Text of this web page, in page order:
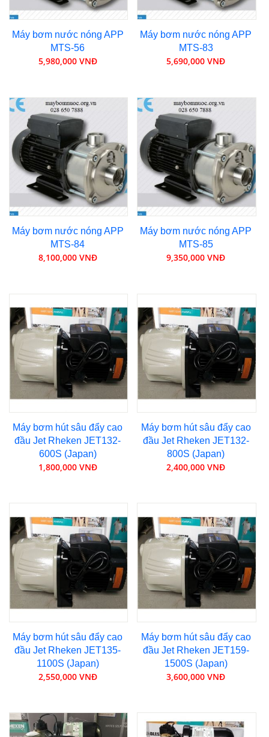
Máy bơm nước nóng APP
MTS-56
5,980,000 VNĐ
Máy bơm nước nóng APP
MTS-83
5,690,000 VNĐ
Máy bơm nước nóng APP
MTS-84
8,100,000 VNĐ
Máy bơm nước nóng APP
MTS-85
9,350,000 VNĐ
Máy bơm hút sâu đẩy cao
đầu Jet Rheken JET132-
600S (Japan)
1,800,000 VNĐ
Máy bơm hút sâu đẩy cao
đầu Jet Rheken JET132-
800S (Japan)
2,400,000 VNĐ
Máy bơm hút sâu đẩy cao
đầu Jet Rheken JET135-
1100S (Japan)
2,550,000 VNĐ
Máy bơm hút sâu đẩy cao
đầu Jet Rheken JET159-
1500S (Japan)
3,600,000 VNĐ